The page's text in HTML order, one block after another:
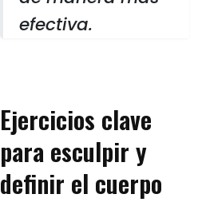
efectiva.
Ejercicios clave
para esculpir y
definir el cuerpo